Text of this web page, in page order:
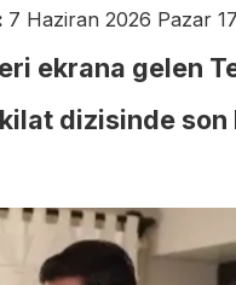
7 Haziran 2026 Pazar
ekrana gelen
dizisinde